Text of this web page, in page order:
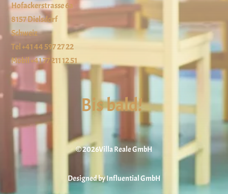
Hofackerstrasse 6a
8157 Dielsdorf
Schweiz
Tel +41 44 597 27 22
Mobil +41 77 211 12 51
Bis bald!
© 2026Villa Reale GmbH
Designed byInfluential GmbH